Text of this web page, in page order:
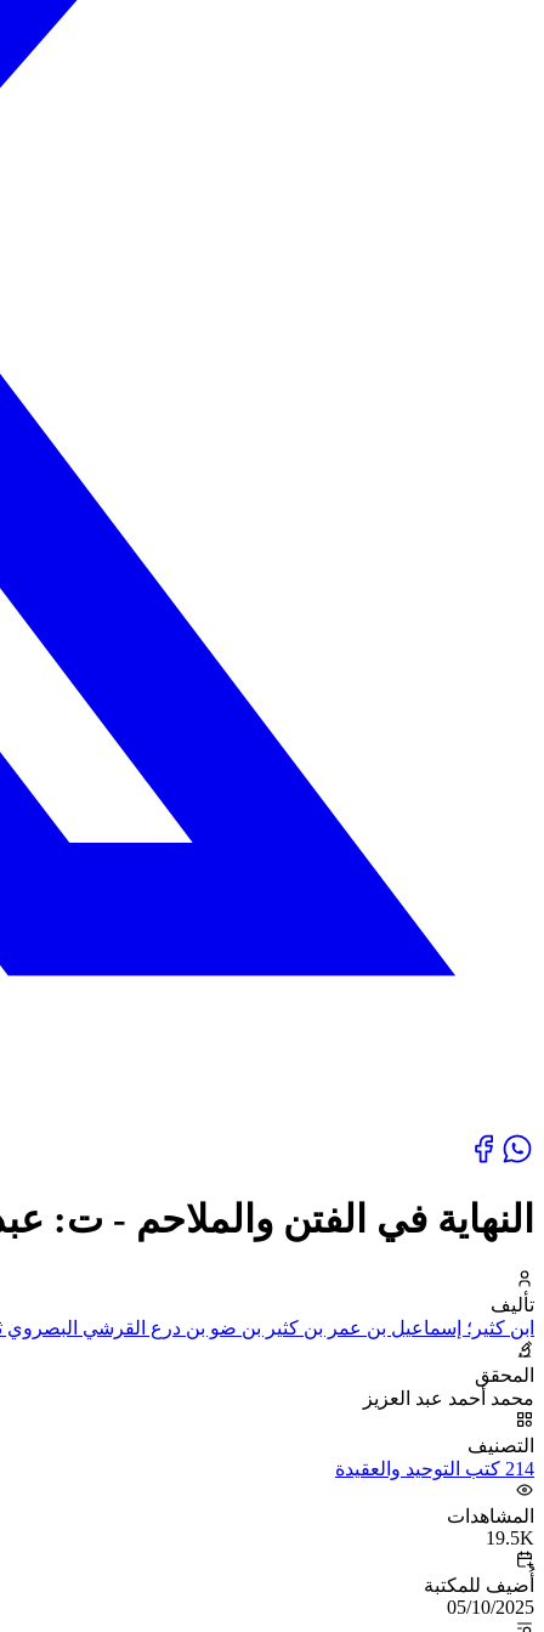
النهاية في الفتن والملاحم - ت:
تأليف
ابن كثير؛ إسماعيل بن عمر بن كثير بن ضو بن درع القرشي البصروي
المحقق
محمد أحمد عبد العزيز
التصنيف
214 كتب التوحيد والعقيدة
المشاهدات
19.5K
أُضيف للمكتبة
05/10/2025